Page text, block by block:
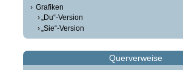
Grafiken
„Du“-Version
„Sie“-Version
Querverweise